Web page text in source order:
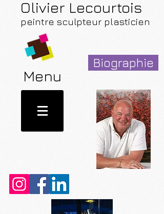
Olivier Lecourtois
peintre sculpteur plasticien
Menu
Biographie